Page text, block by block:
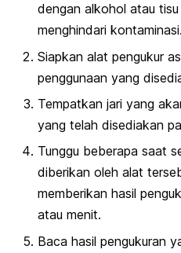
dengan alkohol atau
menghindari kontaminasi.
Siapkan alat pengukur
penggunaan yang
Tempatkan jari yang
yang telah disediakan
Tunggu beberapa saat
diberikan oleh alat
memberikan hasil
atau menit.
Baca hasil pengukuran